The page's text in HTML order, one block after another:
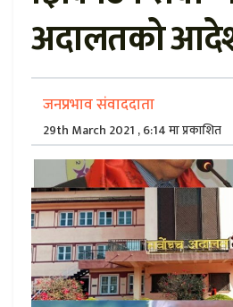
अदालतको
जनप्रभाव संवाददाता
29th March 2021 , 6:14 मा प्रकाशित